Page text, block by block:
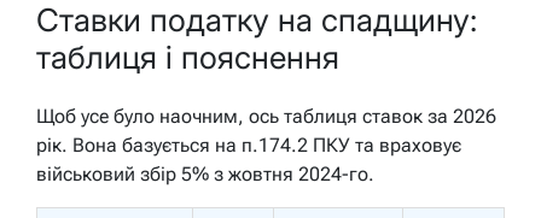
Ставки податку на спадщину:
таблиця і пояснення
Щоб усе було наочним, ось таблиця ставок за 2026
рік. Вона базується на п.174.2 ПКУ та враховує
військовий збір 5% з жовтня 2024-го.